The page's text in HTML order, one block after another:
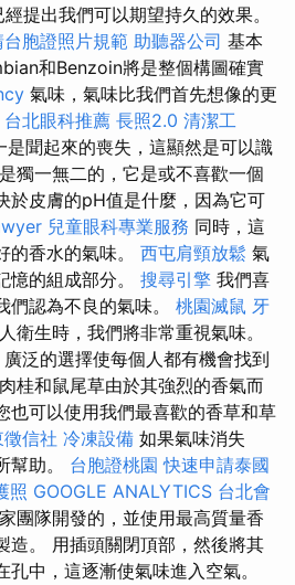
提出我們可以期望持久的效果。
台胞證照片規範 助聽器公司 基本
和Benzoin將是整個構圖確實
氣味，氣味比我們首先想像的更
台北眼科推薦 長照2.0 清潔工
聞起來的喪失，這顯然是可以識
獨一無二的，它是或不喜歡一個
於皮膚的pH值是什麼，因為它可
兒童眼科專業服務 同時，這
的香水的氣味。 西屯肩頸放鬆 氣
憶的組成部分。 搜尋引擎 我們喜
們認為不良的氣味。 桃園滅鼠 牙
衛生時，我們將非常重視氣味。
廣泛的選擇使每個人都有機會找到
桂和鼠尾草由於其強烈的香氣而
也可以使用我們最喜歡的香草和草
徵信社 冷凍設備 如果氣味消失
幫助。 台胞證桃園 快速申請泰國
照 GOOGLE ANALYTICS 台北會
團隊開發的，並使用最高質量香
造。 用插頭關閉頂部，然後將其
中，這逐漸使氣味進入空氣。